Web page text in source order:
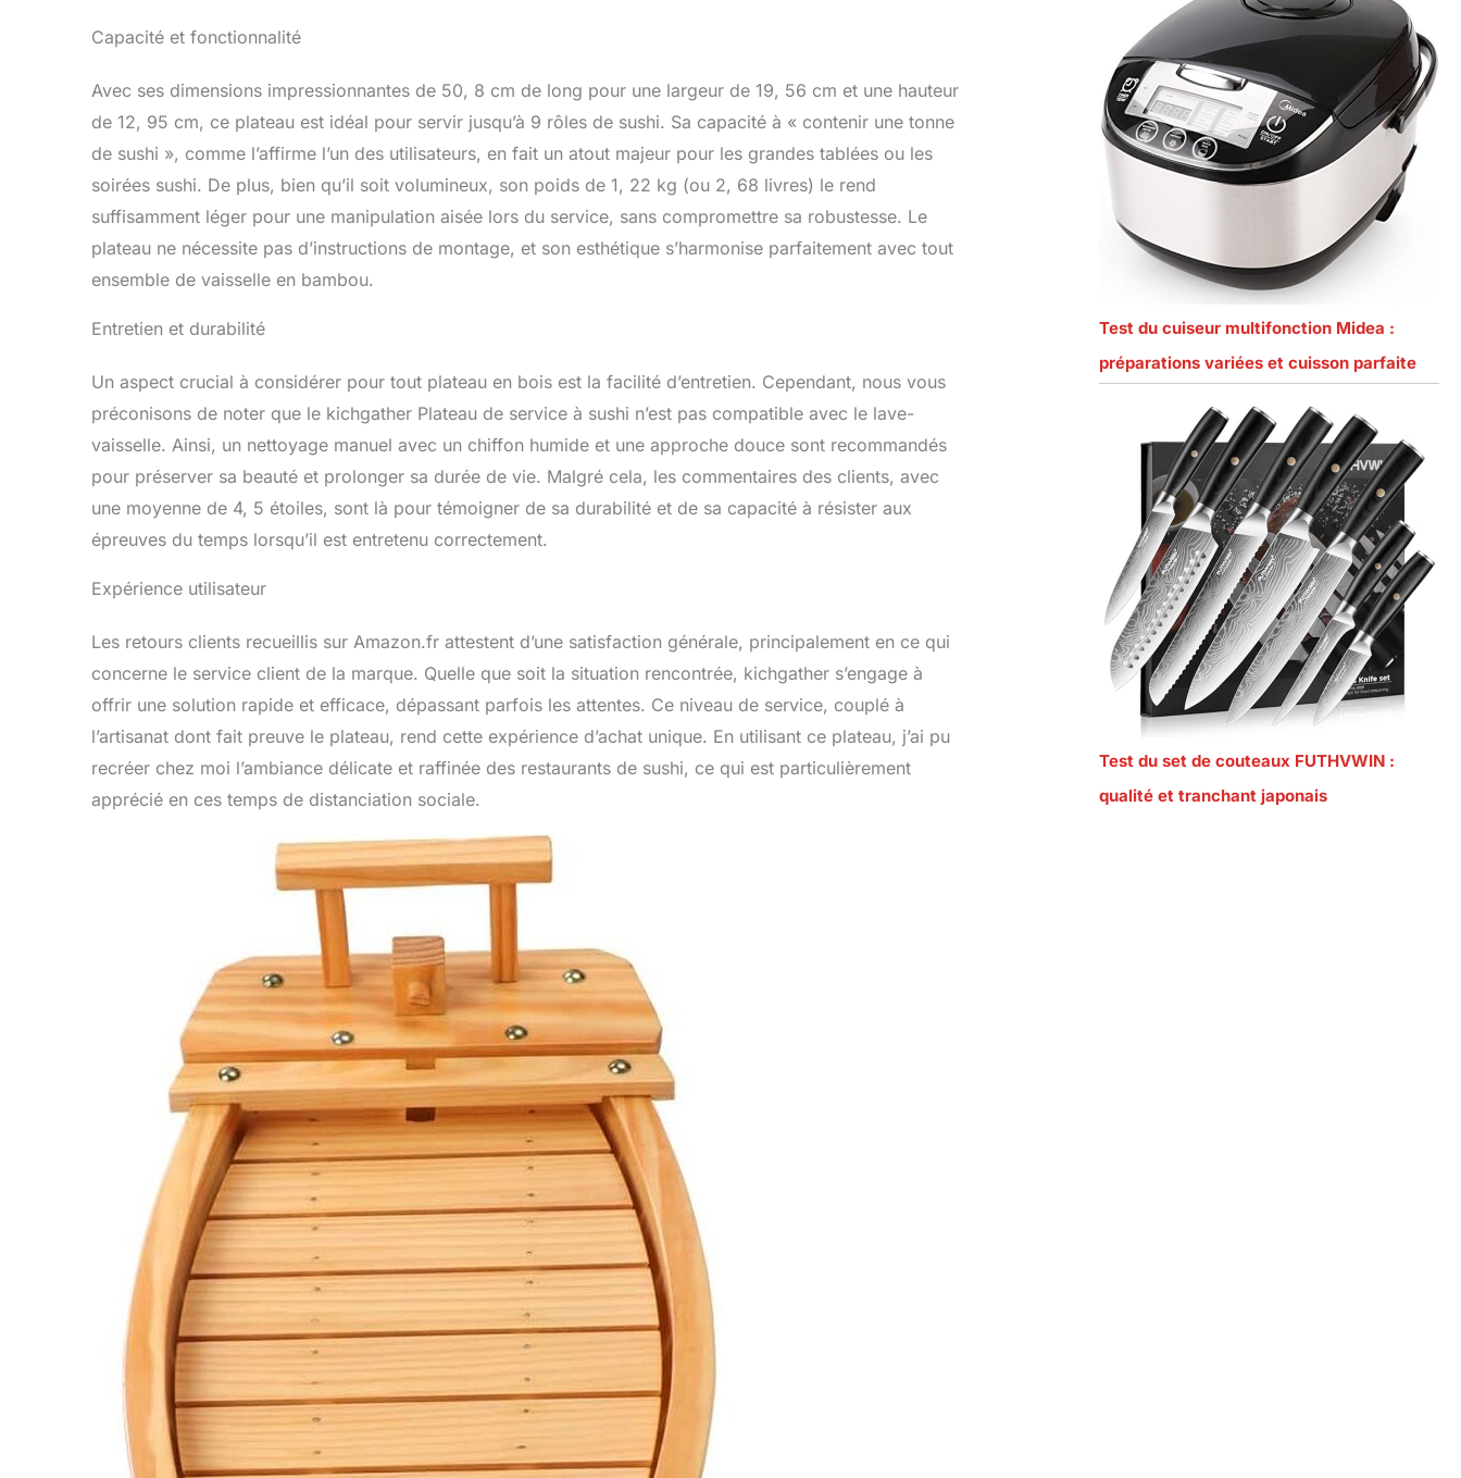
Capacité et fonctionnalité
Avec ses dimensions impressionnantes de 50, 8 cm de long pour une largeur de 19, 56 cm et une hauteur
de 12, 95 cm, ce plateau est idéal pour servir jusqu’à 9 rôles de sushi. Sa capacité à « contenir une tonne
de sushi », comme l’affirme l’un des utilisateurs, en fait un atout majeur pour les grandes tablées ou les
soirées sushi. De plus, bien qu’il soit volumineux, son poids de 1, 22 kg (ou 2, 68 livres) le rend
suffisamment léger pour une manipulation aisée lors du service, sans compromettre sa robustesse. Le
plateau ne nécessite pas d’instructions de montage, et son esthétique s’harmonise parfaitement avec tout
ensemble de vaisselle en bambou.
Entretien et durabilité
Un aspect crucial à considérer pour tout plateau en bois est la facilité d’entretien. Cependant, nous vous
préconisons de noter que le kichgather Plateau de service à sushi n’est pas compatible avec le lave-
vaisselle. Ainsi, un nettoyage manuel avec un chiffon humide et une approche douce sont recommandés
pour préserver sa beauté et prolonger sa durée de vie. Malgré cela, les commentaires des clients, avec
une moyenne de 4, 5 étoiles, sont là pour témoigner de sa durabilité et de sa capacité à résister aux
épreuves du temps lorsqu’il est entretenu correctement.
Expérience utilisateur
Les retours clients recueillis sur Amazon.fr attestent d’une satisfaction générale, principalement en ce qui
concerne le service client de la marque. Quelle que soit la situation rencontrée, kichgather s’engage à
offrir une solution rapide et efficace, dépassant parfois les attentes. Ce niveau de service, couplé à
l’artisanat dont fait preuve le plateau, rend cette expérience d’achat unique. En utilisant ce plateau, j’ai pu
recréer chez moi l’ambiance délicate et raffinée des restaurants de sushi, ce qui est particulièrement
apprécié en ces temps de distanciation sociale.
Test du cuiseur multifonction Midea :
préparations variées et cuisson parfaite
Test du set de couteaux FUTHVWIN :
qualité et tranchant japonais